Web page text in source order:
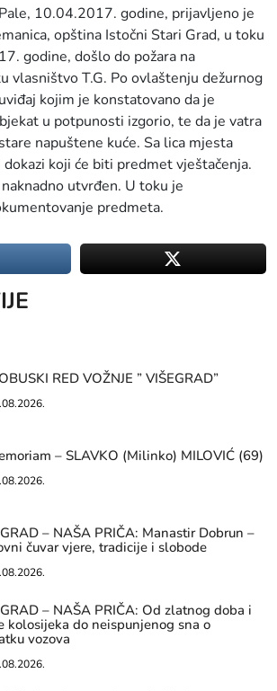
10.04.2017. godine, prijavljeno je
opština Istočni Stari Grad, u toku
godine, došlo do požara na
vlasništvo T.G. Po ovlaštenju dežurnog
kojim je konstatovano da je
u potpunosti izgorio, te da je vatra
napuštene kuće. Sa lica mjesta
koji će biti predmet vještačenja.
utvrđen. U toku je
predmeta.
RED VOŽNJE ” VIŠEGRAD”
– SLAVKO (Milinko) MILOVIĆ (69)
– NAŠA PRIČA: Manastir Dobrun –
čuvar vjere, tradicije i slobode
– NAŠA PRIČA: Od zlatnog doba i
kolosijeka do neispunjenog sna o
vozova